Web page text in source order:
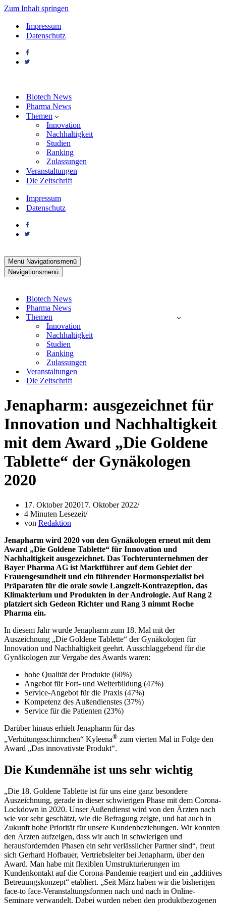
Zum Inhalt springen
Impressum
Datenschutz
Biotech News
Pharma News
Themen
Innovation
Nachhaltigkeit
Studien
Ranking
Zulassungen
Veranstaltungen
Die Zeitschrift
Impressum
Datenschutz
Menü Navigationsmenü
Navigationsmenü
Biotech News
Pharma News
Themen
Innovation
Nachhaltigkeit
Studien
Ranking
Zulassungen
Veranstaltungen
Die Zeitschrift
Jenapharm: ausgezeichnet für
Innovation und Nachhaltigkeit
mit dem Award „Die Goldene
Tablette“ der Gynäkologen
2020
17. Oktober 202017. Oktober 2022
4 Minuten Lesezeit
von Redaktion
Jenapharm wird 2020 von den Gynäkologen erneut mit dem
Award „Die Goldene Tablette“ für Innovation und
Nachhaltigkeit ausgezeichnet. Das Tochterunternehmen der
Bayer Pharma AG ist Marktführer auf dem Gebiet der
Frauengesundheit und ein führender Hormonspezialist bei
Präparaten für die orale sowie Langzeit-Kontrazeption, das
Klimakterium und Produkten in der Andrologie. Auf Rang 2
platziert sich Gedeon Richter und Rang 3 nimmt Roche
Pharma ein.
In diesem Jahr wurde Jenapharm zum 18. Mal mit der
Auszeichnung „Die Goldene Tablette“ der Gynäkologen für
Innovation und Nachhaltigkeit geehrt. Ausschlaggebend für die
Gynäkologen zur Vergabe des Awards waren:
hohe Qualität der Produkte (60%)
Angebot für Fort- und Weiterbildung (47%)
Service-Angebot für die Praxis (47%)
Kompetenz des Außendienstes (37%)
Service für die Patienten (23%)
Darüber hinaus erhielt Jenapharm für das
„Verhütungsschirmchen“ Kyleena® zum vierten Mal in Folge den
Award „Das innovativste Produkt“.
Die Kundennähe ist uns sehr wichtig
„Die 18. Goldene Tablette ist für uns eine ganz besondere
Auszeichnung, gerade in dieser schwierigen Phase mit dem Corona-
Lockdown in 2020. Unser Außendienst wird von den Ärzten nach
wie vor sehr geschätzt, wie die Befragung zeigte, und hat auch in
Zukunft hohe Priorität für unsere Kundenbeziehungen. Wir konnten
den Ärzten aufzeigen, dass wir auch in schwierigen und
herausfordernden Phasen ein sehr verlässlicher Partner sind“, freut
sich Gerhard Hofbauer, Vertriebsleiter bei Jenapharm, über den
Award. Man habe mit flexiblen Umstrukturierungen im
Kundenkontakt auf die Corona-Pandemie reagiert und ein „additives
Betreuungskonzept“ etabliert. „Seit März haben wir die bisherigen
face-to face-Veranstaltungsformen nach und nach in Online-
Seminare verwandelt. Dabei wurden neben den produktbezogenen